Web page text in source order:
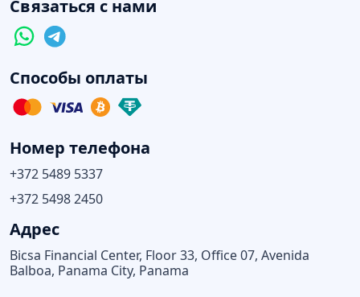
Связаться с нами
Способы оплаты
Номер телефона
+372 5489 5337
+372 5498 2450
Адрес
Bicsa Financial Center, Floor 33, Office 07, Avenida
Balboa, Panama City, Panama